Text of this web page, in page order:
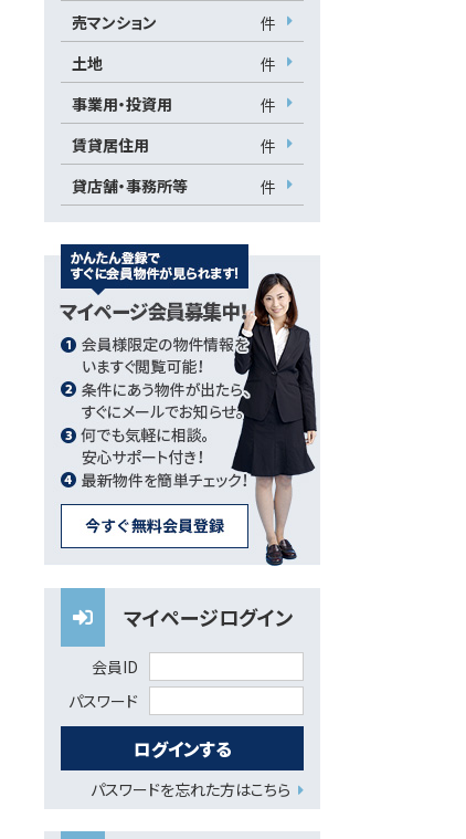
ローンシミュレーション
売マンション
件
土地
件
事業用・投資用
件
賃貸居住用
件
貸店舗・事務所等
件
マイページログイン
会員ID
パスワード
パスワードを忘れた方はこちら